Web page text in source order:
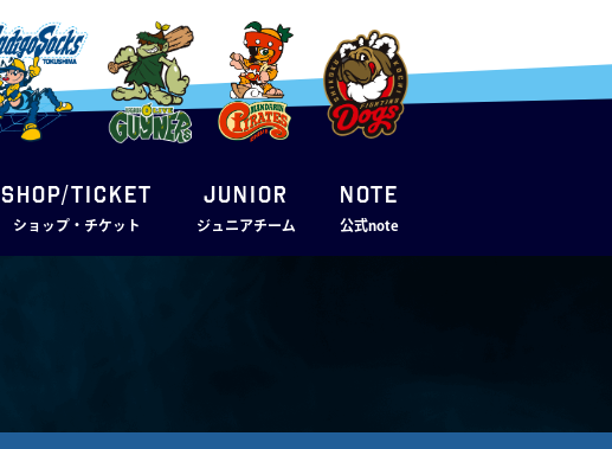
SHOP/TICKET
ショップ・チケット
JUNIOR
ジュニアチーム
note
公式note